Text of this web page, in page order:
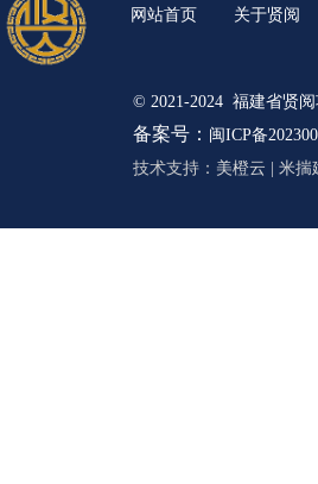
© 2021-2024 福建省贤
备案号： 闽ICP备
技术支持： 美橙云 米揣
网站首页 关于贤阅